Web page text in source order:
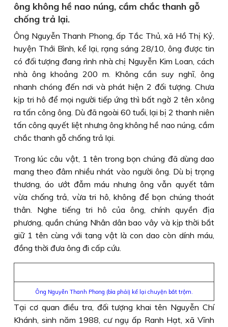
ông không hề nao núng, cầm chắc thanh gỗ
chống trả lại.
Ông Nguyễn Thanh Phong, ấp Tắc Thủ, xã Hồ Thị Kỷ,
huyện Thới Bình, kể lại, rạng sáng 28/10, ông được tin
có đối tượng đang rình nhà chị Nguyễn Kim Loan, cách
nhà ông khoảng 200 m. Không cần suy nghĩ, ông
nhanh chóng đến nơi và phát hiện 2 đối tượng. Chưa
kịp tri hô để mọi người tiếp ứng thì bất ngờ 2 tên xông
ra tấn công ông. Dù đã ngoài 60 tuổi, lại bị 2 thanh niên
tấn công quyết liệt nhưng ông không hề nao núng, cầm
chắc thanh gỗ chống trả lại.
Trong lúc câu vật, 1 tên trong bọn chúng đã dùng dao
mang theo đâm nhiều nhát vào người ông. Dù bị trọng
thương, áo ướt đẫm máu nhưng ông vẫn quyết tâm
vừa chống trả, vừa tri hô, không để bọn chúng thoát
thân. Nghe tiếng tri hô của ông, chính quyền địa
phương, quần chúng Nhân dân bao vây và kịp thời bắt
giữ 1 tên cùng với tang vật là con dao còn dính máu,
đồng thời đưa ông đi cấp cứu.
Ông Nguyễn Thanh Phong (bìa phải) kể lại chuyện bắt trộm.
Tại cơ quan điều tra, đối tượng khai tên Nguyễn Chí
Khánh, sinh năm 1988, cư ngụ ấp Ranh Hạt, xã Vĩnh